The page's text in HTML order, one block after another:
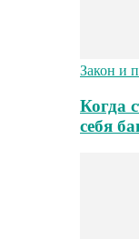
Закон и
Когда
себя